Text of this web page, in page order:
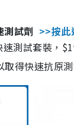
試劑 >>按此
速測試套裝，
得快速抗原